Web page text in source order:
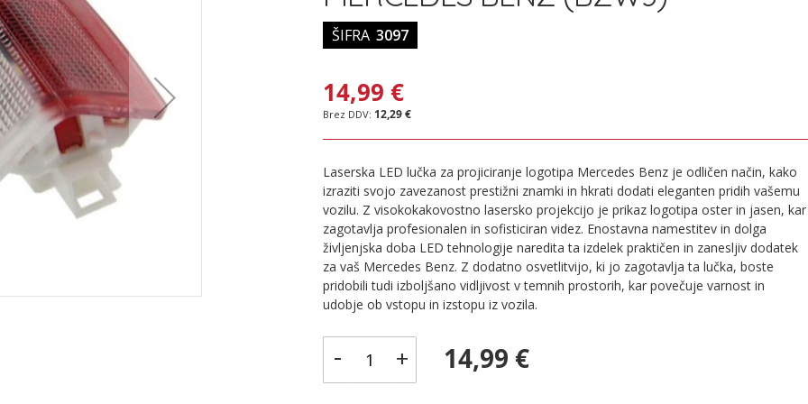
ŠIFRA 3097
14,99 €
12,29 €
Laserska LED lučka za projiciranje logotipa Mercedes Benz je odličen način, kako
izraziti svojo zavezanost prestižni znamki in hkrati dodati eleganten pridih vašemu
vozilu. Z visokokakovostno lasersko projekcijo je prikaz logotipa oster in jasen, kar
zagotavlja profesionalen in sofisticiran videz. Enostavna namestitev in dolga
življenjska doba LED tehnologije naredita ta izdelek praktičen in zanesljiv dodatek
za vaš Mercedes Benz. Z dodatno osvetlitvijo, ki jo zagotavlja ta lučka, boste
pridobili tudi izboljšano vidljivost v temnih prostorih, kar povečuje varnost in
udobje ob vstopu in izstopu iz vozila.
- + 14,99 €